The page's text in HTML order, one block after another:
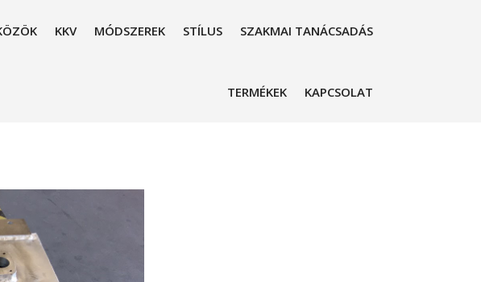
KKV MÓDSZEREK STÍLUS SZAKMAI TANÁCSADÁS
TERMÉKEK KAPCSOLAT